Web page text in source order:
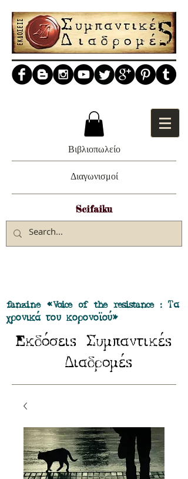
Βιβλιοπωλείο
Διαγωνισμοί
Scifaiku
fanzine «Voice of the resistance : Τα
χρονικά του κορονοϊού»
Eκδόσειs Συμπαντικέs
Διαδρομέs